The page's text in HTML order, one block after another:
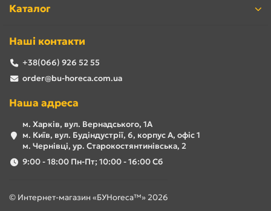
Каталог
Наші контакти
+38(066) 926 52 55
order@bu-horeca.com.ua
Наша адреса
м. Харків, вул. Вернадського, 1А
м. Київ, вул. Будіндустрії, 6, корпус А, офіс 1
м. Чернівці, ур. Старокостянтинівська, 2
9:00 - 18:00 Пн-Пт; 10:00 - 16:00 Сб
© Интернет-магазин «БУHoreca™» 2026